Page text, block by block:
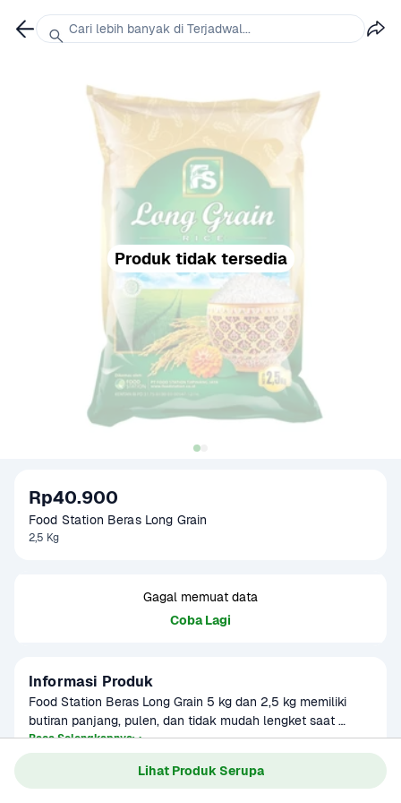
Lihat Produk Serupa
Produk tidak tersedia
Rp40.900
Food Station Beras Long Grain
2,5 Kg
Gagal memuat data
Coba Lagi
Informasi Produk
Food Station Beras Long Grain 5 kg dan 2,5 kg memiliki
butiran panjang, pulen, dan tidak mudah lengket saat
dimasak. Cocok untuk menu nasi goreng, kebuli, atau
hidangan Asia lainnya. Kualitas beras terjaga dengan
kemasan besar yang ekonomis. Ideal untuk keluarga besar
Baca Selengkapnya
Kategori
Sembako
3-8 bulan
Cari lebih banyak di Terjadwal...